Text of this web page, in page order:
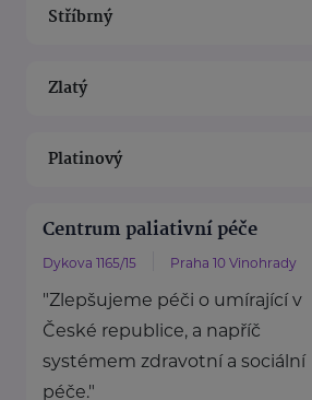
Stříbrný
Zlatý
Platinový
Centrum paliativní péče
Dykova 1165/15 Praha 10 Vinohrady
"Zlepšujeme péči o umírající v
České republice, a napříč
systémem zdravotní a sociální
péče."